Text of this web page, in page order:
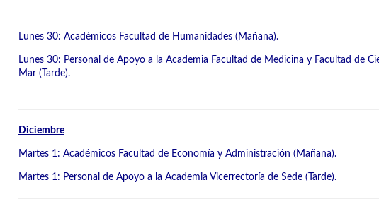
Lunes 30: Académicos Facultad de Humanidades (Mañana).
Lunes 30: Personal de Apoyo a la Academia Facultad de Medicina y Facultad de
Mar (Tarde).
Diciembre
Martes 1: Académicos Facultad de Economía y Administración (Mañana).
Martes 1: Personal de Apoyo a la Academia Vicerrectoría de Sede (Tarde).